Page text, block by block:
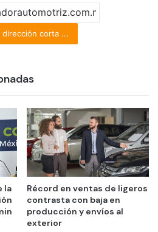
dirección corta ...
la
Récord en ventas de ligeros
contrasta con baja en
producción y envíos al
exterior